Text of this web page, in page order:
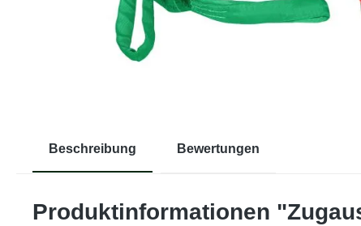
Beschreibung Bewertungen
Produktinformationen